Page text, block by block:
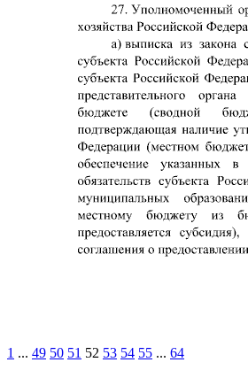
1 ... 49 50 51 52 53 54 55 ... 64